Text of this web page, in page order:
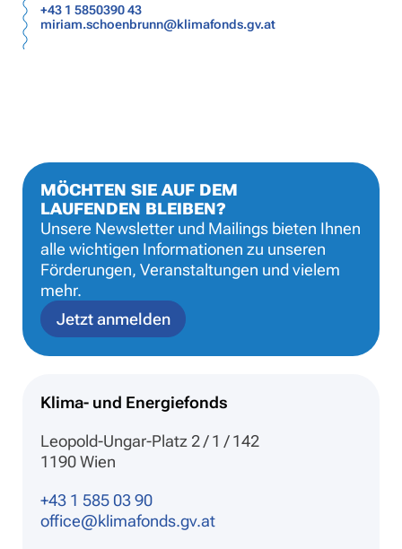
+43 1 5850390 43
miriam.schoenbrunn@klimafonds.gv.at
MÖCHTEN SIE AUF DEM
LAUFENDEN BLEIBEN?
Unsere Newsletter und Mailings bieten Ihnen
alle wichtigen Informationen zu unseren
Förderungen, Veranstaltungen und vielem
mehr.
Jetzt anmelden
Klima- und Energiefonds
Leopold-Ungar-Platz 2 / 1 / 142
1190 Wien
+43 1 585 03 90
office@klimafonds.gv.at